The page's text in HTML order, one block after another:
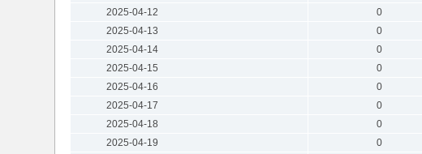
2025-04-12
0
2025-04-13
0
2025-04-14
0
2025-04-15
0
2025-04-16
0
2025-04-17
0
2025-04-18
0
2025-04-19
0